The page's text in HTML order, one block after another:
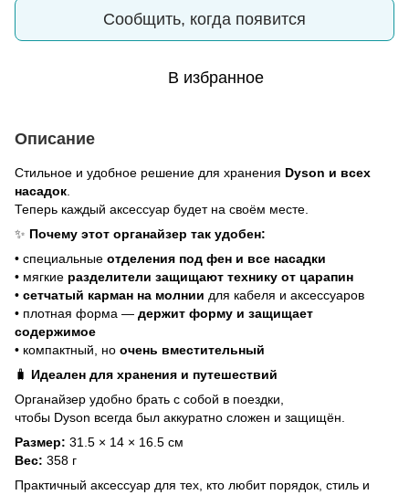
Сообщить, когда появится
В избранное
Описание
Стильное и удобное решение для хранения Dyson и всех
насадок
Теперь каждый аксессуар будет на своём месте.
✨ Почему этот органайзер так удобен:
• специальные отделения под фен и все насадки
• мягкие разделители защищают технику от царапин
• сетчатый карман на молнии для кабеля и аксессуаров
• плотная форма — держит форму и защищает
содержимое
• компактный, но очень вместительный
🧳 Идеален для хранения и путешествий
Органайзер удобно брать с собой в поездки,
чтобы Dyson всегда был аккуратно сложен и защищён.
Размер: 31.5 × 14 × 16.5 см
Вес: 358 г
Практичный аксессуар для тех, кто любит порядок, стиль и